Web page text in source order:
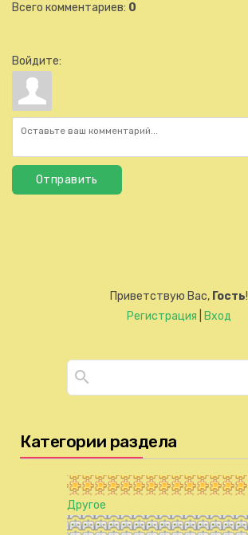
Всего комментариев: 0
Войдите:
Отправить
Приветствую Вас, Гость!
Регистрация
Вход
Категории раздела
Другое